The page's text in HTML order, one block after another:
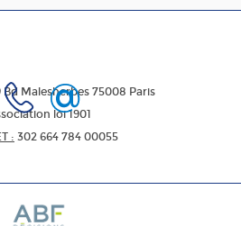
Bd Malesherbes 75008 Paris
loi 1901
: 302 664 784 00055